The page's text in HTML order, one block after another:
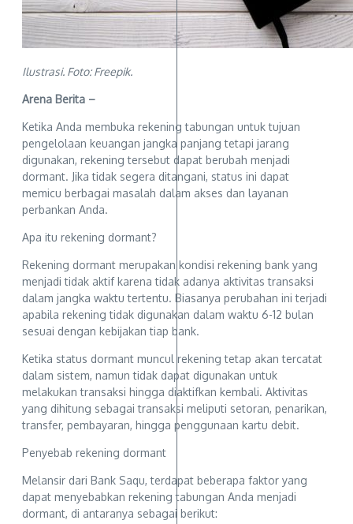
Ilustrasi. Foto: Freepik.
Arena Berita –
Ketika Anda membuka rekening tabungan untuk tujuan
pengelolaan keuangan jangka panjang tetapi jarang
digunakan, rekening tersebut dapat berubah menjadi
dormant. Jika tidak segera ditangani, status ini dapat
memicu berbagai masalah dalam akses dan layanan
perbankan Anda.
Apa itu rekening dormant?
Rekening dormant merupakan kondisi rekening bank yang
menjadi tidak aktif karena tidak adanya aktivitas transaksi
dalam jangka waktu tertentu. Biasanya perubahan ini terjadi
apabila rekening tidak digunakan dalam waktu 6-12 bulan
sesuai dengan kebijakan tiap bank.
Ketika status dormant muncul rekening tetap akan tercatat
dalam sistem, namun tidak dapat digunakan untuk
melakukan transaksi hingga diaktifkan kembali. Aktivitas
yang dihitung sebagai transaksi meliputi setoran, penarikan,
transfer, pembayaran, hingga penggunaan kartu debit.
Penyebab rekening dormant
Melansir dari Bank Saqu, terdapat beberapa faktor yang
dapat menyebabkan rekening tabungan Anda menjadi
dormant, di antaranya sebagai berikut: